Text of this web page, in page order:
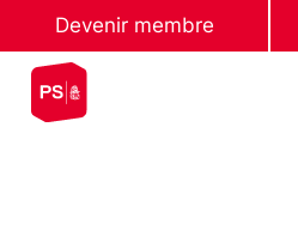
Devenir membre